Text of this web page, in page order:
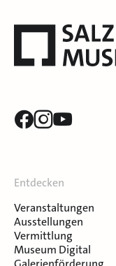
Entdecken
Veranstaltungen
Ausstellungen
Vermittlung
Museum Digital